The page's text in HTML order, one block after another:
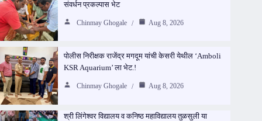
संवर्धन प्रकल्पास भेट
Chinmay Ghogale Aug 8, 2026
पोलीस निरीक्षक राजेंद्र मगदूम यांची केसरी येथील ‘Amboli
KSR Aquarium’ ला भेट.!
Chinmay Ghogale Aug 8, 2026
श्री लिंगेश्वर विद्यालय व कनिष्ठ महाविद्यालय तुळसुली या